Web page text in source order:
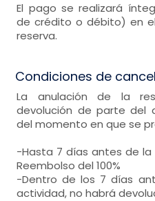
El pago se realizará
de crédito o débito) en
reserva.
Condiciones de
La anulación de la
devolución de parte del
del momento en que se
-Hasta 7 días antes de la
Reembolso del 100%
-Dentro de los 7 días
actividad, no habrá